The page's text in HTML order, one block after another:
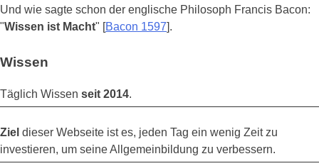
Und wie sagte schon der englische Philosoph Francis Bacon:
"Wissen ist Macht" [Bacon 1597].
Wissen
Täglich Wissen seit 2014.
Ziel dieser Webseite ist es, jeden Tag ein wenig Zeit zu
investieren, um seine Allgemeinbildung zu verbessern.